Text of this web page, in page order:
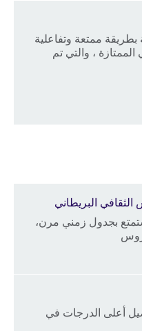
بطريقة ممتعة وتفاعلية
، والتي تم
الثقافي البريطاني
بجدول زمني مرن،
أعلى الدرجات في